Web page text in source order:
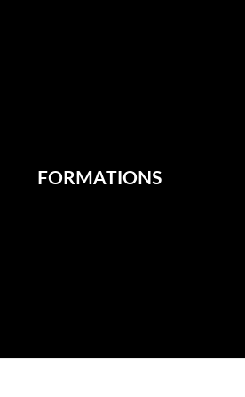
FORMATIONS